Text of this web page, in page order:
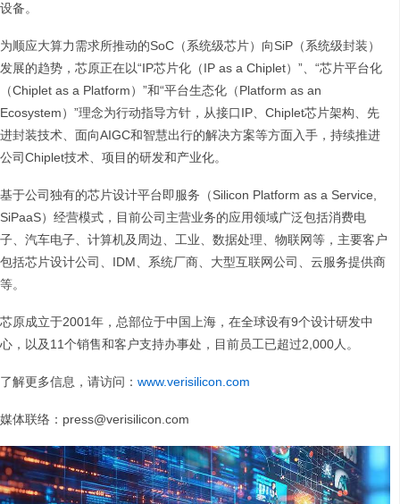
设备。
为顺应大算力需求所推动的SoC（系统级芯片）向SiP（系统级封装）
发展的趋势，芯原正在以“IP芯片化（IP as a Chiplet）”、“芯片平台化
（Chiplet as a Platform）”和“平台生态化（Platform as an
Ecosystem）”理念为行动指导方针，从接口IP、Chiplet芯片架构、先
进封装技术、面向AIGC和智慧出行的解决方案等方面入手，持续推进
公司Chiplet技术、项目的研发和产业化。
基于公司独有的芯片设计平台即服务（Silicon Platform as a Service,
SiPaaS）经营模式，目前公司主营业务的应用领域广泛包括消费电
子、汽车电子、计算机及周边、工业、数据处理、物联网等，主要客户
包括芯片设计公司、IDM、系统厂商、大型互联网公司、云服务提供商
等。
芯原成立于2001年，总部位于中国上海，在全球设有9个设计研发中
心，以及11个销售和客户支持办事处，目前员工已超过2,000人。
了解更多信息，请访问： www.verisilicon.com
媒体联络：press@verisilicon.com